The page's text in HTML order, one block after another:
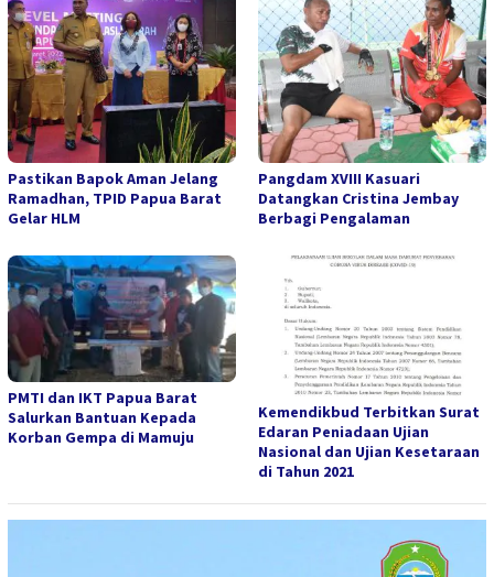
Pastikan Bapok Aman Jelang
Ramadhan, TPID Papua Barat
Gelar HLM
Pangdam XVIII Kasuari
Datangkan Cristina Jembay
Berbagi Pengalaman
PMTI dan IKT Papua Barat
Salurkan Bantuan Kepada
Korban Gempa di Mamuju
Kemendikbud Terbitkan Surat
Edaran Peniadaan Ujian
Nasional dan Ujian Kesetaraan
di Tahun 2021